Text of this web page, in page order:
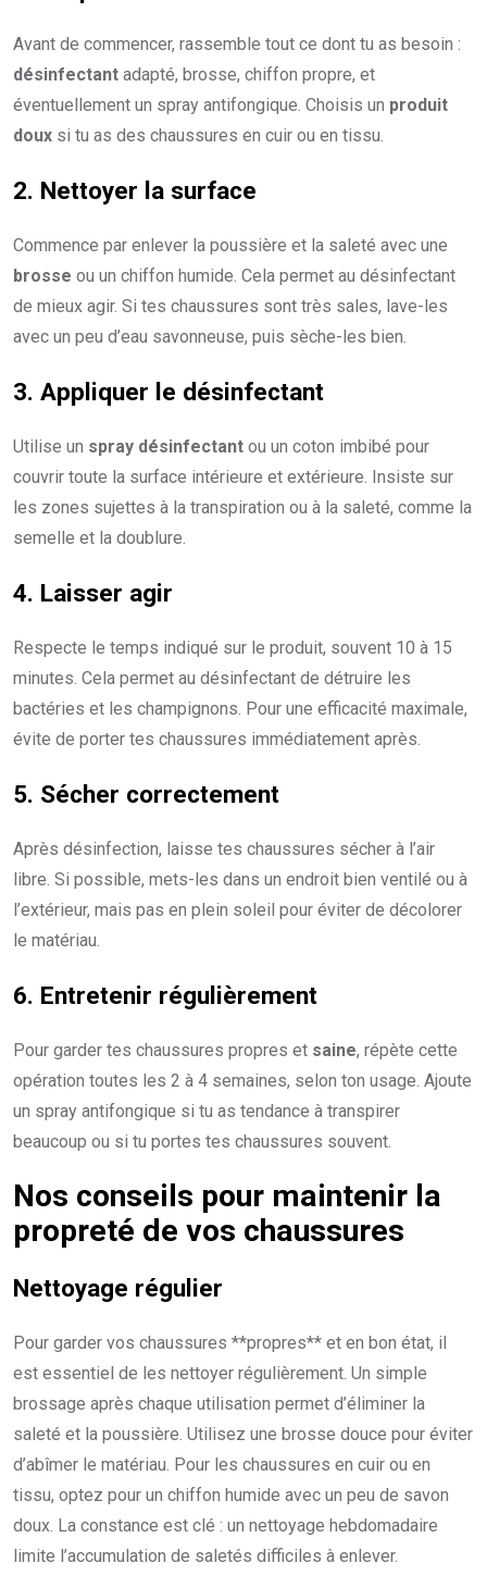
Avant de commencer, rassemble tout ce dont tu as besoin :
désinfectant adapté, brosse, chiffon propre, et
éventuellement un spray antifongique. Choisis un produit
doux si tu as des chaussures en cuir ou en tissu.
2. Nettoyer la surface
Commence par enlever la poussière et la saleté avec une
brosse ou un chiffon humide. Cela permet au désinfectant
de mieux agir. Si tes chaussures sont très sales, lave-les
avec un peu d’eau savonneuse, puis sèche-les bien.
3. Appliquer le désinfectant
Utilise un spray désinfectant ou un coton imbibé pour
couvrir toute la surface intérieure et extérieure. Insiste sur
les zones sujettes à la transpiration ou à la saleté, comme la
semelle et la doublure.
4. Laisser agir
Respecte le temps indiqué sur le produit, souvent 10 à 15
minutes. Cela permet au désinfectant de détruire les
bactéries et les champignons. Pour une efficacité maximale,
évite de porter tes chaussures immédiatement après.
5. Sécher correctement
Après désinfection, laisse tes chaussures sécher à l’air
libre. Si possible, mets-les dans un endroit bien ventilé ou à
l’extérieur, mais pas en plein soleil pour éviter de décolorer
le matériau.
6. Entretenir régulièrement
Pour garder tes chaussures propres et saine, répète cette
opération toutes les 2 à 4 semaines, selon ton usage. Ajoute
un spray antifongique si tu as tendance à transpirer
beaucoup ou si tu portes tes chaussures souvent.
Nos conseils pour maintenir la
propreté de vos chaussures
Nettoyage régulier
Pour garder vos chaussures **propres** et en bon état, il
est essentiel de les nettoyer régulièrement. Un simple
brossage après chaque utilisation permet d’éliminer la
saleté et la poussière. Utilisez une brosse douce pour éviter
d’abîmer le matériau. Pour les chaussures en cuir ou en
tissu, optez pour un chiffon humide avec un peu de savon
doux. La constance est clé : un nettoyage hebdomadaire
limite l’accumulation de saletés difficiles à enlever.